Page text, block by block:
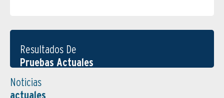
Resultados De
Pruebas Actuales
Noticias
actuales